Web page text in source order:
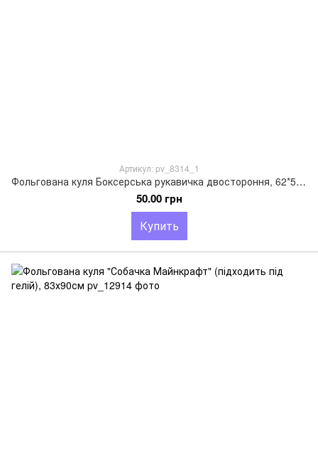
Артикул: pv_8314_1
Фольгована куля Боксерська рукавичка двостороння, 62*54см
50.00 грн
Купить